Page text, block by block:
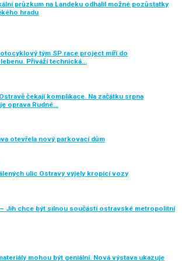
průzkum na Landeku odhalil možné pozůstatky
hradu
tým SP race project míří do
Přiváží technická…
čekají komplikace. Na začátku srpna
oprava Rudné…
otevřela nový parkovací dům
ulic Ostravy vyjely kropicí vozy
Jih chce být silnou součástí ostravské metropolitní
mohou být geniální. Nová výstava ukazuje